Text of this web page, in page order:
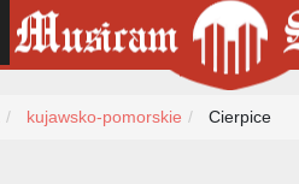
kujawsko-pomorskie Cierpice